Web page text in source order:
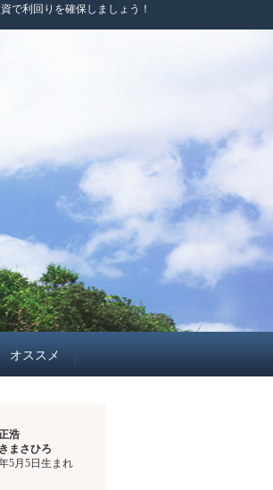
で利回りを確保しましょう！
オススメ
浩
まさひろ
5月5日生まれ